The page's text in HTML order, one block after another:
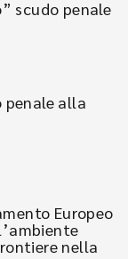
scudo penale
penale alla
Europeo
nella